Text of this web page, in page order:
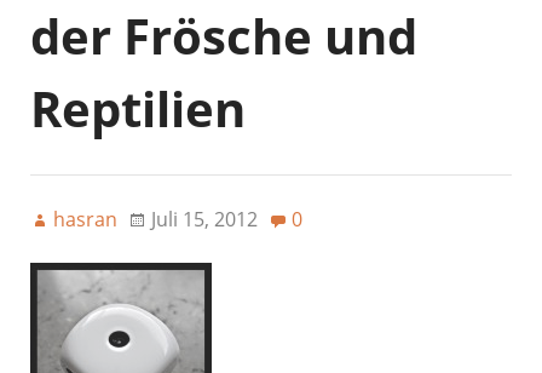
der Frösche und
Reptilien
hasran Juli 15, 2012 0